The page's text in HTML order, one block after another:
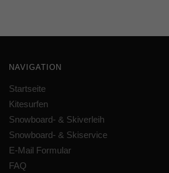
NAVIGATION
Startseite
Kitesurfen
Snowboard- & Skiverleih
Snowboard- & Skiservice
E-Mail Formular
FAQ